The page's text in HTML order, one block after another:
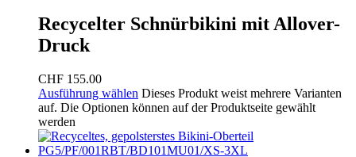
Recycelter Schnürbikini mit Allover-
Druck
CHF 155.00
Ausführung wählen Dieses Produkt weist mehrere Varianten
auf. Die Optionen können auf der Produktseite gewählt
werden